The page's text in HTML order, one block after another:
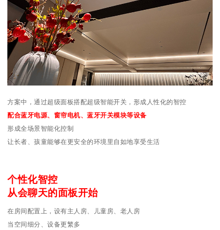
方案中，通过超级面板搭配超级智能开关，形成人性化的智控
配合蓝牙电源、窗帘电机、蓝牙开关模块等设备
形成全场景智能化控制
让长者、孩童能够在更安全的环境里自如地享受生活
个性化智控
从会聊天的面板开始
在房间配置上，设有主人房、儿童房、老人房
当空间细分、设备更繁多